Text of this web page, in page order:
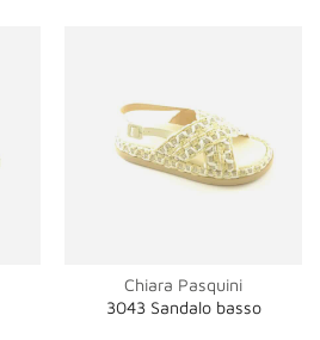
Chiara Pasquini
3043 Sandalo basso